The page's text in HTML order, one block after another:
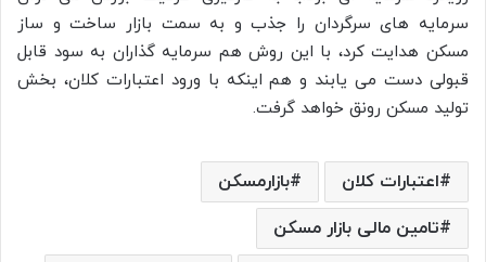
سرمایه های سرگردان را جذب و به سمت بازار ساخت و ساز
مسکن هدایت کرد، با این روش هم سرمایه گذاران به سود قابل
قبولی دست می یابند و هم اینکه با ورود اعتبارات کلان، بخش
تولید مسکن رونق خواهد گرفت.
اعتبارات کلان
بازارمسکن
تامین مالی بازار مسکن